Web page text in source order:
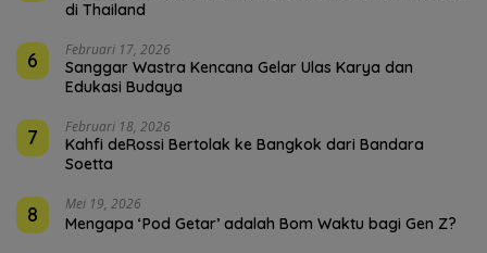
di Thailand
6 Februari 17, 2026
Sanggar Wastra Kencana Gelar Ulas Karya dan
Edukasi Budaya
7 Februari 18, 2026
Kahfi deRossi Bertolak ke Bangkok dari Bandara
Soetta
8 Mei 19, 2026
Mengapa ‘Pod Getar’ adalah Bom Waktu bagi Gen Z?